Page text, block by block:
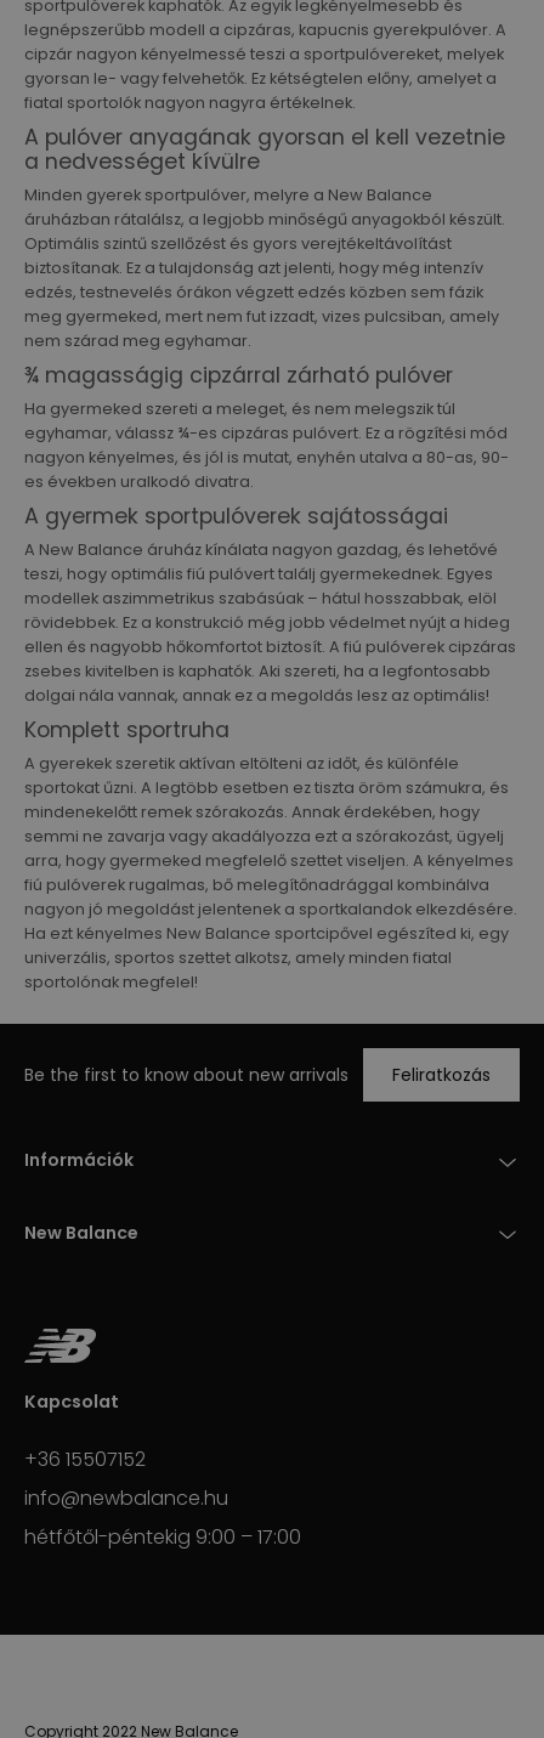
sportpulóverek kaphatók. Az egyik legkényelmesebb és
legnépszerűbb modell a cipzáras, kapucnis gyerekpulóver. A
cipzár nagyon kényelmessé teszi a sportpulóvereket, melyek
gyorsan le- vagy felvehetők. Ez kétségtelen előny, amelyet a
fiatal sportolók nagyon nagyra értékelnek.
A pulóver anyagának gyorsan el kell vezetnie
a nedvességet kívülre
Minden gyerek sportpulóver, melyre a New Balance
áruházban rátalálsz, a legjobb minőségű anyagokból készült.
Optimális szintű szellőzést és gyors verejtékeltávolítást
biztosítanak. Ez a tulajdonság azt jelenti, hogy még intenzív
edzés, testnevelés órákon végzett edzés közben sem fázik
meg gyermeked, mert nem fut izzadt, vizes pulcsiban, amely
nem szárad meg egyhamar.
¾ magasságig cipzárral zárható pulóver
Ha gyermeked szereti a meleget, és nem melegszik túl
egyhamar, válassz ¾-es cipzáras pulóvert. Ez a rögzítési mód
nagyon kényelmes, és jól is mutat, enyhén utalva a 80-as, 90-
es években uralkodó divatra.
A gyermek sportpulóverek sajátosságai
A New Balance áruház kínálata nagyon gazdag, és lehetővé
teszi, hogy optimális fiú pulóvert találj gyermekednek. Egyes
modellek aszimmetrikus szabásúak – hátul hosszabbak, elöl
rövidebbek. Ez a konstrukció még jobb védelmet nyújt a hideg
ellen és nagyobb hőkomfortot biztosít. A fiú pulóverek cipzáras
zsebes kivitelben is kaphatók. Aki szereti, ha a legfontosabb
dolgai nála vannak, annak ez a megoldás lesz az optimális!
Komplett sportruha
A gyerekek szeretik aktívan eltölteni az időt, és különféle
sportokat űzni. A legtöbb esetben ez tiszta öröm számukra, és
mindenekelőtt remek szórakozás. Annak érdekében, hogy
semmi ne zavarja vagy akadályozza ezt a szórakozást, ügyelj
arra, hogy gyermeked megfelelő szettet viseljen. A kényelmes
fiú pulóverek rugalmas, bő melegítőnadrággal kombinálva
nagyon jó megoldást jelentenek a sportkalandok elkezdésére.
Ha ezt kényelmes New Balance sportcipővel egészíted ki, egy
univerzális, sportos szettet alkotsz, amely minden fiatal
sportolónak megfelel!
Be the first to know about new arrivals Feliratkozás
Információk
New Balance
Kapcsolat
+36 15507152
info@newbalance.hu
hétfőtől-péntekig 9:00 – 17:00
Copyright 2022 New Balance